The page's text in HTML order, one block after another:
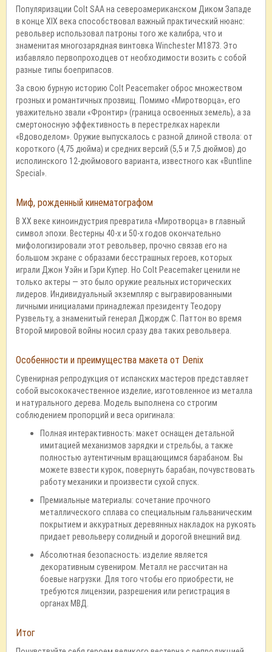
Популяризации Colt SAA на североамериканском Диком Западе
в конце XIX века способствовал важный практический нюанс:
револьвер использовал патроны того же калибра, что и
знаменитая многозарядная винтовка Winchester M1873. Это
избавляло первопроходцев от необходимости возить с собой
разные типы боеприпасов.
За свою бурную историю Colt Peacemaker оброс множеством
грозных и романтичных прозвищ. Помимо «Миротворца», его
уважительно звали «Фронтир» (граница освоенных земель), а за
смертоносную эффективность в перестрелках нарекли
«Вдоводелом». Оружие выпускалось с разной длиной ствола: от
короткого (4,75 дюйма) и средних версий (5,5 и 7,5 дюймов) до
исполинского 12-дюймового варианта, известного как «Buntline
Special».
Миф, рожденный кинематографом
В XX веке киноиндустрия превратила «Миротворца» в главный
символ эпохи. Вестерны 40-х и 50-х годов окончательно
мифологизировали этот револьвер, прочно связав его на
большом экране с образами бесстрашных героев, которых
играли Джон Уэйн и Гэри Купер. Но Colt Peacemaker ценили не
только актеры — это было оружие реальных исторических
лидеров. Индивидуальный экземпляр с выгравированными
личными инициалами принадлежал президенту Теодору
Рузвельту, а знаменитый генерал Джордж С. Паттон во время
Второй мировой войны носил сразу два таких револьвера.
Особенности и преимущества макета от Denix
Сувенирная репродукция от испанских мастеров представляет
собой высококачественное изделие, изготовленное из металла
и натурального дерева. Модель выполнена со строгим
соблюдением пропорций и веса оригинала:
Полная интерактивность: макет оснащен детальной
имитацией механизмов зарядки и стрельбы, а также
полностью аутентичным вращающимся барабаном. Вы
можете взвести курок, повернуть барабан, почувствовать
работу механики и произвести сухой спуск.
Премиальные материалы: сочетание прочного
металлического сплава со специальным гальваническим
покрытием и аккуратных деревянных накладок на рукоять
придает револьверу солидный и дорогой внешний вид.
Абсолютная безопасность: изделие является
декоративным сувениром. Металл не рассчитан на
боевые нагрузки. Для того чтобы его приобрести, не
требуются лицензии, разрешения или регистрация в
органах МВД.
Итог